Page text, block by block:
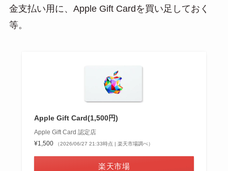
金支払い用に、Apple Gift Cardを買い足しておく
等。
Apple Gift Card(1,500円)
Apple Gift Card 認定店
¥1,500
（2026/06/27 21:33時点 | 楽天市場調べ）
楽天市場